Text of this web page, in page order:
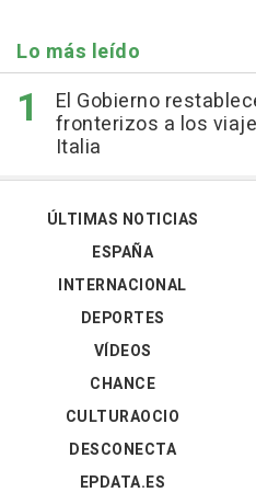
Lo más leído
El Gobierno
fronterizos a los
Italia
ÚLTIMAS NOTICIAS
ESPAÑA
INTERNACIONAL
DEPORTES
VÍDEOS
CHANCE
CULTURAOCIO
DESCONECTA
EPDATA.ES